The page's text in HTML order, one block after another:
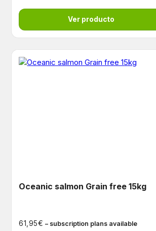
Ver producto
Oceanic salmon Grain free 15kg
61,95€ – subscription plans available